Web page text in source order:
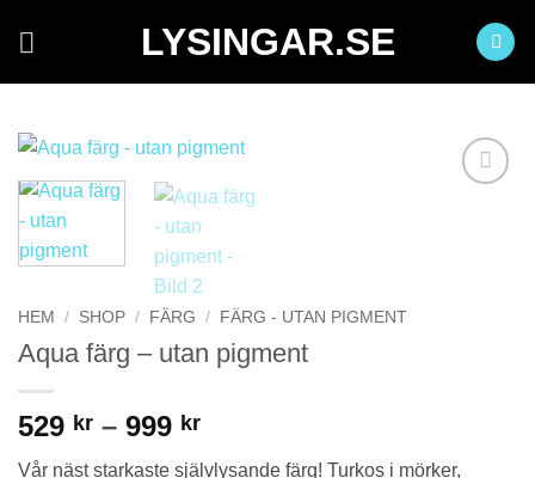
LYSINGAR.SE
HEM / SHOP / FÄRG / FÄRG - UTAN PIGMENT
Aqua färg – utan pigment
529 kr – 999 krPrisintervall:
Vår näst starkaste självlysande färg! Turkos i mörker,